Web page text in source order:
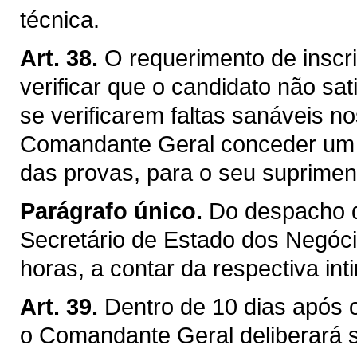
técnica.
Art. 38. O requerimento de
verificar que o candidato não
se verificarem faltas sanáveis
Comandante Geral conceder
das provas, para o seu
Parágrafo único. Do despacho
Secretário de Estado dos
horas, a contar da respectiva
Art. 39. Dentro de 10 dias após
o Comandante Geral deliberará